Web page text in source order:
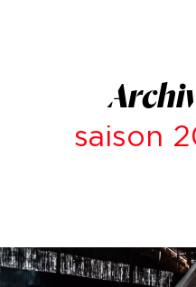
saison